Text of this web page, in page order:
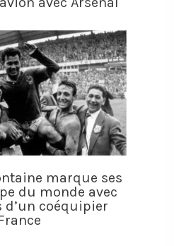
marque ses
du monde avec
d’un coéquipier